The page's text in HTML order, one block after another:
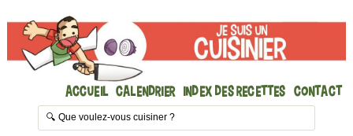
Accueil Calendrier Index des recettes Contact